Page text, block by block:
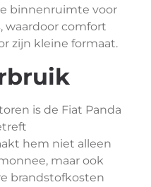
binnenruimte voor
waardoor comfort
zijn kleine formaat.
is de Fiat Panda
hem niet alleen
maar ook
brandstofkosten